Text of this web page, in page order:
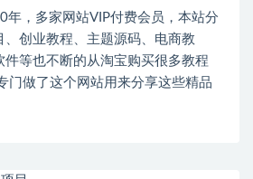
年，多家网站VIP付费会员，本站分
、创业教程、主题源码、电商教
件等也不断的从淘宝购买很多教程
门做了这个网站用来分享这些精品